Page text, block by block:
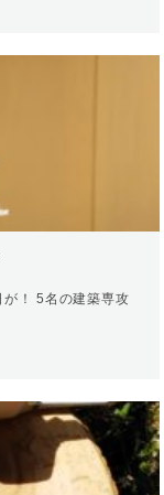
！ 5名の建築専攻